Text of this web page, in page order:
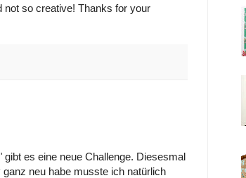
not so creative! Thanks for your
gibt es eine neue Challenge. Diesesmal
neu habe musste ich natürlich